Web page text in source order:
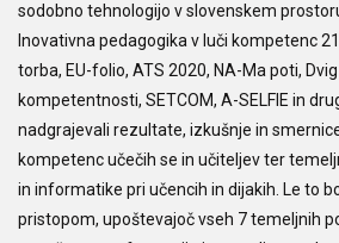
sodobno tehnologijo v slovenskem
Inovativna pedagogika v luči kompetenc
torba, EU-folio, ATS 2020, NA-Ma poti,
kompetentnosti, SETCOM, A-SELFIE in
nadgrajevali rezultate, izkušnje in
kompetenc učečih se in učiteljev ter
in informatike pri učencih in dijakih. Le to
pristopom, upoštevajoč vseh 7 temeljnih